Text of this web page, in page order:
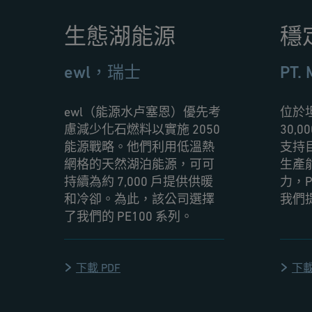
生態湖能源
ewl，瑞士
ewl（能源水卢塞恩）優先考
慮減少化石燃料以實施 2050
能源戰略。他們利用低溫熱
網格的天然湖泊能源，可可
持續為約 7,000 戶提供供暖
和冷卻。為此，該公司選擇
了我們的 PE100 系列。
下載 PDF
穩
PT.
位於
支持
生產
力，
我們
下